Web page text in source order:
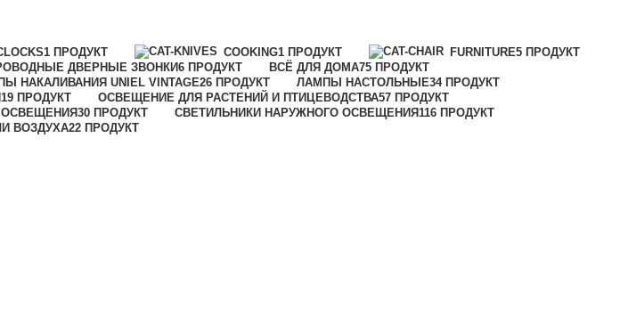
1 ПРОДУКТ COOKING1 ПРОДУКТ FURNITURE5 ПРОДУКТ
ДВЕРНЫЕ ЗВОНКИ6 ПРОДУКТ ВСЁ ДЛЯ ДОМА75 ПРОДУКТ
НАКАЛИВАНИЯ UNIEL VINTAGE26 ПРОДУКТ ЛАМПЫ НАСТОЛЬНЫЕ34 ПРОДУКТ
19 ПРОДУКТ ОСВЕЩЕНИЕ ДЛЯ РАСТЕНИЙ И ПТИЦЕВОДСТВА57 ПРОДУКТ
ОСВЕЩЕНИЯ30 ПРОДУКТ СВЕТИЛЬНИКИ НАРУЖНОГО ОСВЕЩЕНИЯ116 ПРОДУКТ
ВОЗДУХА22 ПРОДУКТ